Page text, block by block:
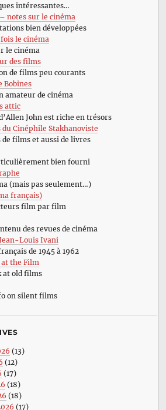
intéressantes…
notes sur le cinéma
bien développées
le cinéma
le cinéma
des films
de films peu courants
Bobines
amateur de cinéma
attic
John est riche en trésors
du Cinéphile Stakhanoviste
de films et aussi de livres
bien fourni
(mais pas seulement…)
français)
film par film
des revues de cinéma
Louis Ivani
de 1945 à 1962
at the Film
at old films
on silent films
(13)
(12)
(17)
(18)
(18)
(17)